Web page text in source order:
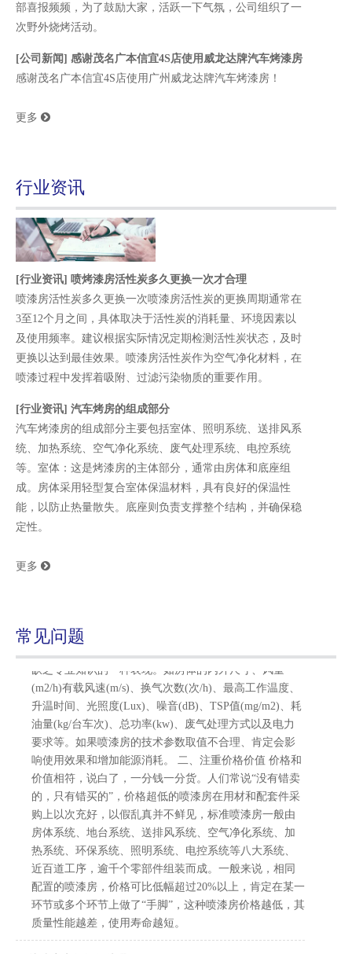
部喜报频频，为了鼓励大家，活跃一下气氛，公司组织了一
次野外烧烤活动。
[公司新闻] 感谢茂名广本信宜4S店使用威龙达牌汽车烤漆房
感谢茂名广本信宜4S店使用广州威龙达牌汽车烤漆房！
更多 
行业资讯
[行业资讯] 喷烤漆房活性炭多久更换一次才合理
喷漆房活性炭多久更换一次喷漆房活性炭的更换周期通常在
3至12个月之间，具体取决于活性炭的消耗量、环境因素以
及使用频率。建议根据实际情况定期检测活性炭状态，及时
更换以达到最佳效果。喷漆房活性炭作为空气净化材料，在
喷漆过程中发挥着吸附、过滤污染物质的重要作用。
[行业资讯] 汽车烤房的组成部分
汽车烤漆房的组成部分主要包括室体、照明系统、送排风系
统、加热系统、空气净化系统、废气处理系统、电控系统
等。‌‌‌室体‌：这是烤漆房的主体部分，通常由房体和底座组
成。房体采用轻型复合室体保温材料，具有良好的保温性
能，以防止热量散失。底座则负责支撑整个结构，并确保稳
定性。‌
更多 
常见问题
Q为什么选择威龙达？
A
1. 建于2000年的真正实地生产厂家，占地面积超过18,000
平方米。我们的厂房是自建的，不是租的，因此我们不
会搬到其他地方，有什么问题客户能随时找到我们。
真诚，讲诚信。
确合理。
5. 我们的业务人员态度真诚，服务周到，为您提供专业
的产品解决方案。
6.喷粉技术一直运用于很多生产环节和产品部件，比如
梁，框架，地台等，防锈，耐用和美观。
生产高质量的产品，质控一直执行在各个生产环节之
中。
8. 完善的售后服务。
9.德国莱茵TUV公司认证，更加值得信赖。
Q如何选择喷烤漆房？
升，喷漆房已成为大中型汽修厂和4S店必备的主要维修
设备，甚至许多街面汽车快修店也都想方设法挤出空
间，增加投资，购置喷漆房。 目前，全国喷漆房市场可
谓鱼龙混杂，品牌繁多，质量参差不齐，价格高低不
一。现在很多的企业和维修业主在选购时存在一定的误
区：一是对市场中的品牌缺乏全面的了解，二是不懂喷
漆房的专业选购知识；三是轻信宣传，忽略了价格和价
些情况都有可能给购买者带来不可挽回的经济损失。故
缺乏专业知识的一种表现。如房体的内外尺寸、风量
油量(kg/台车次)、总功率(kw)、废气处理方式以及电力
要求等。如果喷漆房的技术参数取值不合理、肯定会影
响使用效果和增加能源消耗。 二、注重价格价值 价格和
价值相符，说白了，一分钱一分货。人们常说“没有错卖
的，只有错买的”，价格超低的喷漆房在用材和配套件采
购上以次充好，以假乱真并不鲜见，标准喷漆房一般由
房体系统、地台系统、送排风系统、空气净化系统、加
热系统、环保系统、照明系统、电控系统等八大系统、
近百道工序，逾千个零部件组装而成。一般来说，相同
配置的喷漆房，价格可比低幅超过20%以上，肯定在某一
环节或多个环节上做了“手脚”，这种喷漆房价格越低，其
质量性能越差，使用寿命越短。
烤漆房废气如何处理？
A
国内最常见的有水帘柜过滤，活性炭颗粒过滤，活性炭